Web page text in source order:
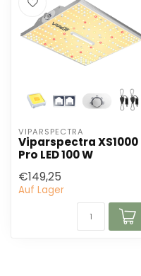
VIPARSPECTRA
Viparspectra XS1000
Pro LED 100 W
€149,25
Auf Lager